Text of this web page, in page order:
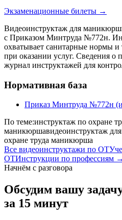
Экзаменационные билеты →
Видеоинструктаж для
с Приказом Минтруда №772н.
охватывает санитарные нормы и
при оказании услуг. Сведения о
журнал инструктажей для
Нормативная база
Приказ Минтруда №772н
По теме:инструктаж по охране
маникюршавидеоинструктаж
охране труда маникюрша
Все видеоинструктажи по ОТ
ОТИнструкции по профессиям →
Начнём с разговора
Обсудим вашу
за 15 минут